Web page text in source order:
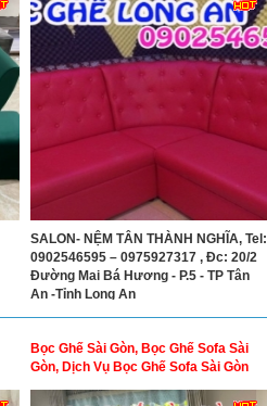
SALON- NỆM TÂN THÀNH NGHĨA, Tel:
0902546595 – 0975927317 , Đc: 20/2
Đường Mai Bá Hương - P.5 - TP Tân
An -Tỉnh Long An
Bọc Ghế Sài Gòn, Bọc Ghế Sofa Sài
Gòn, Dịch Vụ Bọc Ghế Sofa Sài Gòn